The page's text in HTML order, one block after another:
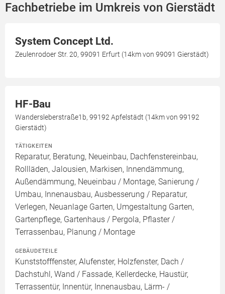
Fachbetriebe im Umkreis von Gierstädt
System Concept Ltd.
Zeulenrodoer Str. 20, 99091 Erfurt (14km von 99091 Gierstädt)
HF-Bau
Wandersleberstraße1b, 99192 Apfelstädt (14km von 99192
Gierstädt)
TÄTIGKEITEN
Reparatur, Beratung, Neueinbau, Dachfenstereinbau,
Rollläden, Jalousien, Markisen, Innendämmung,
Außendämmung, Neueinbau / Montage, Sanierung /
Umbau, Innenausbau, Ausbesserung / Reparatur,
Verlegen, Neuanlage Garten, Umgestaltung Garten,
Gartenpflege, Gartenhaus / Pergola, Pflaster /
Terrassenbau, Planung / Montage
GEBÄUDETEILE
Kunststofffenster, Alufenster, Holzfenster, Dach /
Dachstuhl, Wand / Fassade, Kellerdecke, Haustür,
Terrassentür, Innentür, Innenausbau, Lärm- /